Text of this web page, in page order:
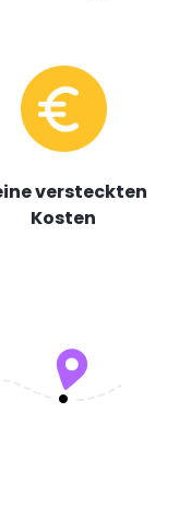
versteckten
Kosten